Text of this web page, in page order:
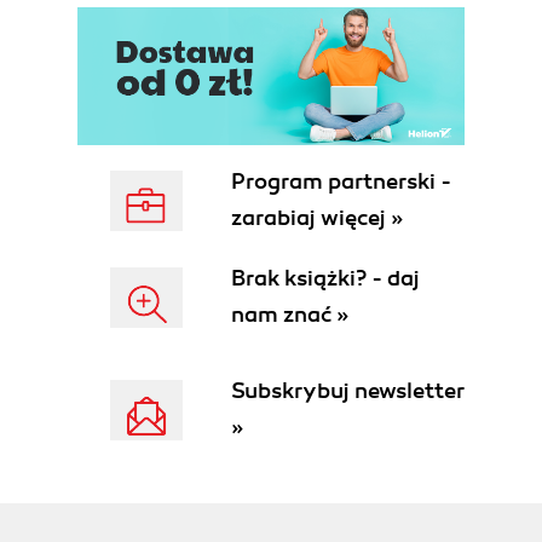
Siatka (52)
Prowadnice (53)
Przyciąganie do obiektów (54)
Rozdział 8. Krzywe Béziera (55)
Wprowadzenie do teorii krzywych Béziera (55)
Zmiana kształtu krzywych (57)
Zmiana kształtu obiektów (60)
Rozdział 9. Rysowanie linii (63)
Rysunek odręczny (64)
Krzywe Béziera (65)
Pisak (65)
Dzielenie i usuwanie (67)
Łączenie (68)
Program partnerski -
zarabiaj więcej »
Brak książki? - daj
nam znać »
Subskrybuj newsletter
»